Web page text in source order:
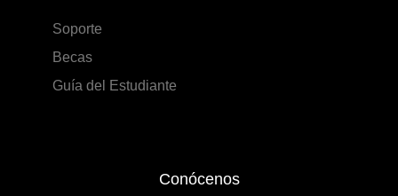
Soporte
Becas
Guía del Estudiante
Conócenos